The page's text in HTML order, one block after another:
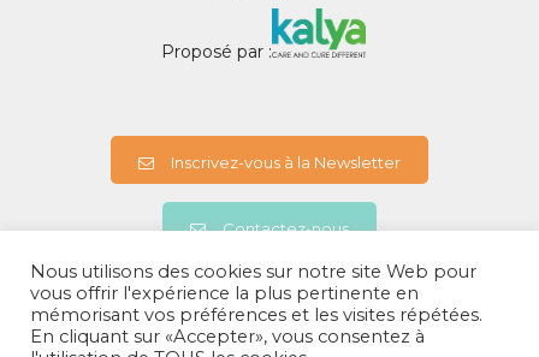
Proposé par :
Inscrivez-vous à la Newsletter
Contactez-nous
A propos
Politiques de confidentialités
Nous utilisons des cookies sur notre site Web pour
vous offrir l'expérience la plus pertinente en
mémorisant vos préférences et les visites répétées.
En cliquant sur «Accepter», vous consentez à